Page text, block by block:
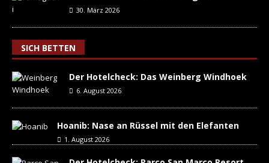
30. März 2026
SICH BETTEN
Der Hotelcheck: Das Weinberg Windhoek
6. August 2026
Hoanib: Nase an Rüssel mit den Elefanten
1. August 2026